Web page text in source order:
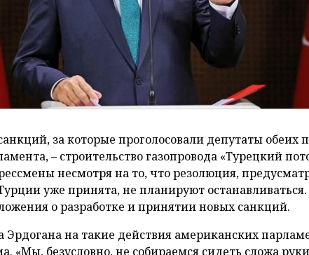
за которые проголосовали депутаты обеих
– строительство газопровода «Турецкий
несмотря на то, что резолюция,
уже принята, не планируют останавливаться.
о разработке и принятии новых санкций.
Эрдогана на такие действия американских
«Мы, безусловно, не собираемся сидеть сложа